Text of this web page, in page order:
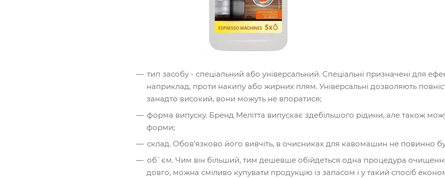
тип засобу - спеціальний або універсальний. Спеціальні призначені для
наприклад, проти накипу або жирних плям. Універсальні дозволяють
занадто високий, вони можуть не впоратися;
форма випуску. Бренд Мелітта випускає здебільшого рідини, але також
форми;
склад. Обов'язково його вивчіть, в очисниках для кавомашин не повинно
об`єм. Чим він більший, тим дешевше обійдеться одна процедура
довго, можна сміливо купувати продукцію із запасом і у такий спосіб